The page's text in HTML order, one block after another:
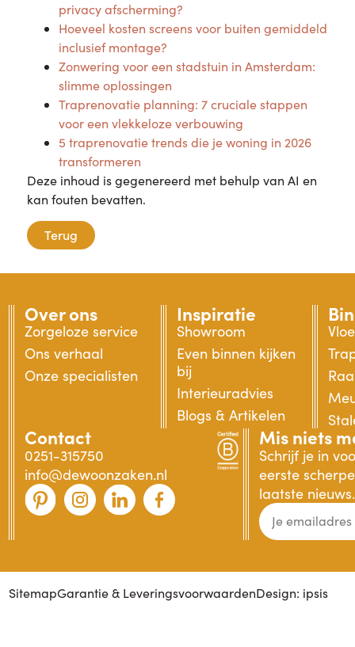
privacy afscherming?
Hoeveel kosten screens voor buiten gemiddeld
inclusief montage?
Zonwering voor een stadstuin in Amsterdam:
slimme oplossingen
Traprenovatie planning: 7 cruciale stappen
voor een vlekkeloze verbouwing
5 traprenovatie trends die je woning in 2026
transformeren
Deze inhoud is gegenereerd met behulp van AI en
kan fouten bevatten.
Terug
Over ons
Zorgeloze service
Ons verhaal
Onze specialisten
Inspiratie
Showroom
Even binnen kijken
bij
Interieuradvies
Blogs & Artikelen
Contact
0251-315750
info@dewoonzaken.nl
Mis niets
Schrijf je in
eerste
laatste nieuws.
SitemapGarantie & LeveringsvoorwaardenDesign: ipsis